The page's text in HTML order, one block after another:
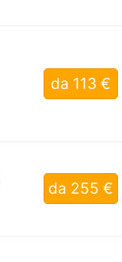
da 113 €
da 255 €